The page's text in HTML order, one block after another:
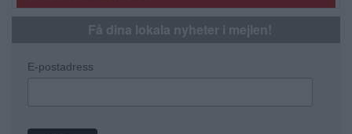
Få dina lokala nyheter i mejlen!
E-postadress